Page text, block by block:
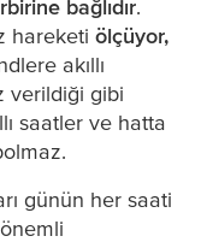
bağlıdır.
hareketi ölçüyor,
akıllı
verildiği gibi
saatler ve hatta
günün her saati